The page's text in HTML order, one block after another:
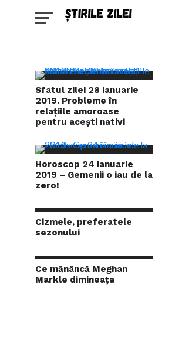
Sfatul zilei 28 ianuarie
2019. Probleme în
relațiile amoroase
pentru acești nativi
Horoscop 24 ianuarie
2019 – Gemenii o iau de la
zero!
Cizmele, preferatele
sezonului
Ce mănâncă Meghan
Markle dimineața